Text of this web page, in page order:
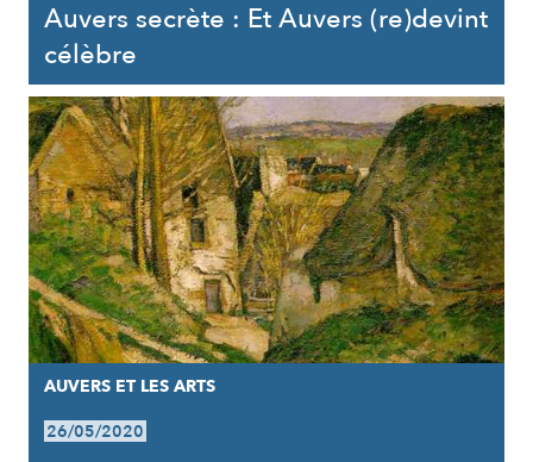
Auvers secrète : Et Auvers (re)devint
célèbre
AUVERS ET LES ARTS
26/05/2020